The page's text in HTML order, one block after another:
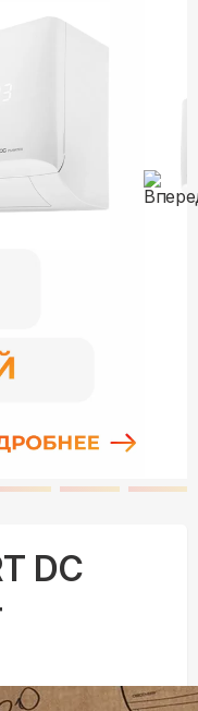
DC